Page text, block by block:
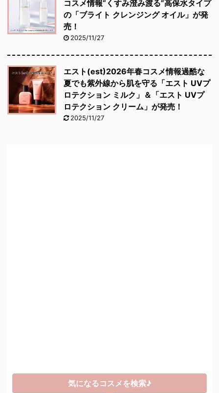
コスメ情報“くすみ澄み渡る”高保水タイプ
の「ブライト クレンジング オイル」が発
売！
2025/11/27
エスト(est)2026年春コスメ情報過酷な
夏でも紫外線から肌を守る「エスト UVプ
ロテクション ミルク」＆「エスト UVプ
ロテクション クリーム」が発売！
2025/11/27
気になるコスメを検索♪